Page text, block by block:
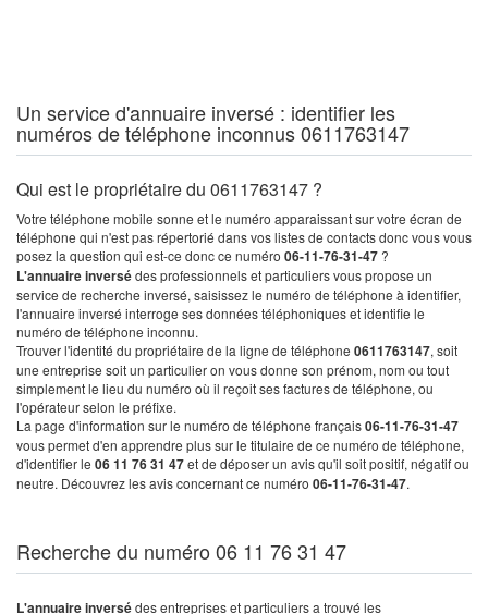
Un service d'annuaire inversé : identifier les
numéros de téléphone inconnus 0611763147
Qui est le propriétaire du 0611763147 ?
Votre téléphone mobile sonne et le numéro apparaissant sur votre écran de
téléphone qui n'est pas répertorié dans vos listes de contacts donc vous vous
posez la question qui est-ce donc ce numéro 06-11-76-31-47 ?
L'annuaire inversédes professionnels et particuliers vous propose un
service de recherche inversé, saisissez le numéro de téléphone à identifier,
l'annuaire inversé interroge ses données téléphoniques et identifie le
numéro de téléphone inconnu.
Trouver l'identité du propriétaire de la ligne de téléphone 0611763147, soit
une entreprise soit un particulier on vous donne son prénom, nom ou tout
simplement le lieu du numéro où il reçoit ses factures de téléphone, ou
l'opérateur selon le préfixe.
La page d'information sur le numéro de téléphone français06-11-76-31-47
vous permet d'en apprendre plus sur le titulaire de ce numéro de téléphone,
d'identifier le 06 11 76 31 47et de déposer un avis qu'il soit positif, négatif ou
neutre. Découvrez les avis concernant ce numéro 06-11-76-31-47.
Recherche du numéro 06 11 76 31 47
L'annuaire inversédes entreprises et particuliers a trouvé les